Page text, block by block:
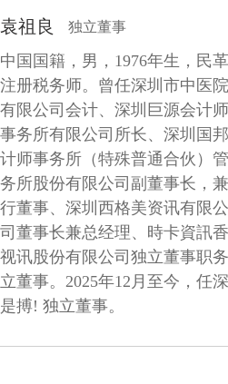
袁祖良 独立董事
中国国籍，男，1976年生，民
注册税务师。曾任深圳市中医
有限公司会计、深圳巨源会计
事务所有限公司所长、深圳国
计师事务所（特殊普通合伙）
务所股份有限公司副董事长，
行董事、深圳西格美资讯有限
司董事长兼总经理、時卡資訊
视讯股份有限公司独立董事职
立董事。2025年12月至今，任
是搏! 独立董事。